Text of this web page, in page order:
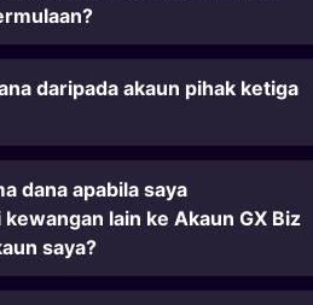
daripada akaun pihak ketiga
dana apabila saya
lain ke Akaun GX Biz
saya?